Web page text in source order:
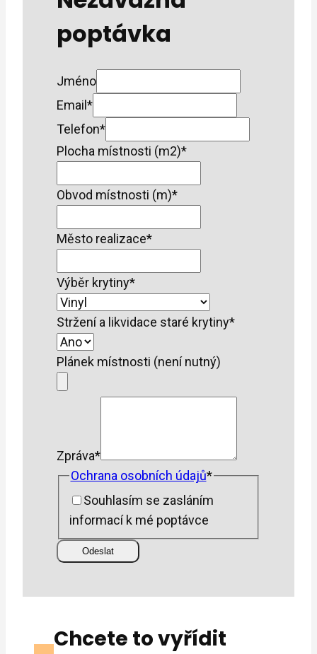
poptávka
Jméno
Email *
Telefon*
Plocha místnosti (m2)*
Obvod místnosti (m)*
Město realizace*
Výběr krytiny*
Stržení a likvidace staré krytiny*
Plánek místnosti (není nutný)
Zpráva*
Ochrana osobních údajů*
Souhlasím se zasláním
informací k mé poptávce
Odeslat
Chcete to vyřídit